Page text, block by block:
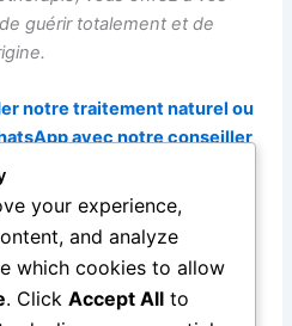
guérir totalement et de
notre traitement naturel ou
avec notre conseiller
diagnostic
du traitement: Contact
95 95 91 46 / +229 01 90 43
your experience,
and analyze
which cookies to allow
. Click Accept All to